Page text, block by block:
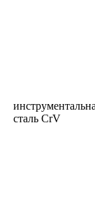
сталь CrV